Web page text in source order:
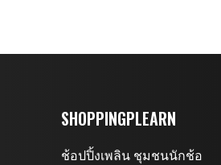
SHOPPINGPLEARN
ช้อปปิ้งเพลิน ชุมชนนักช้อ